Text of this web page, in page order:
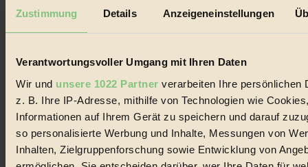
Zustimmung Details Anzeigeneinstellungen
Verantwortungsvoller Umgang mit Ihren Daten
Wir und unsere 1022 Partner verarbeiten Ihre persönlichen
z. B. Ihre IP-Adresse, mithilfe von Technologien wie
Informationen auf Ihrem Gerät zu speichern und darauf
so personalisierte Werbung und Inhalte, Messungen von
Inhalten, Zielgruppenforschung sowie Entwicklung von
Mediadaten
Biorama steht für einen nachhaltigen Lebensstil und bewussten
Handels mit Bioprodukten, des Fair-Trade sowie der Branche
alternativer Energien.
Social Media
22.601 Fans auf Facebook
3.415 Follower auf Twitter
Folge uns auf Instagram
Themen